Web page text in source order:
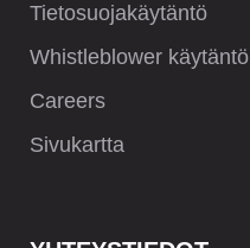
Tietosuojakäytäntö
Whistleblower käytäntö
Careers
Sivukartta